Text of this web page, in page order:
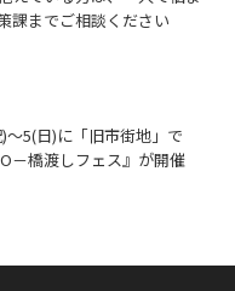
課までご相談ください
～5(日)に「旧市街地」で
－橋渡しフェス』が開催